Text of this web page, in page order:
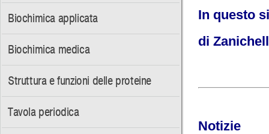
Biochimica applicata
Biochimica medica
Struttura e funzioni delle proteine
Tavola periodica
In questo
di
Notizie